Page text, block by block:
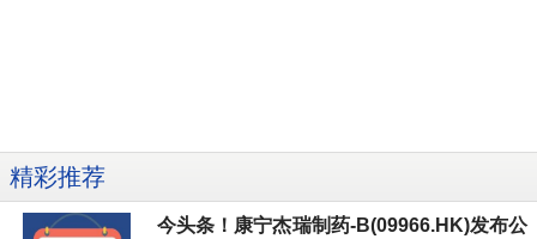
精彩推荐
今头条！康宁杰瑞制药-B(09966.HK)发布公